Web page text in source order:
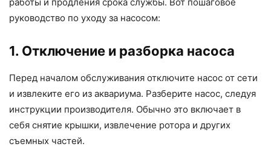
руководство по уходу за насосом:
1. Отключение и разборка насоса
Перед началом обслуживания отключите насос от сети
и извлеките его из аквариума. Разберите насос, следуя
инструкции производителя. Обычно это включает в
себя снятие крышки, извлечение ротора и других
съемных частей.